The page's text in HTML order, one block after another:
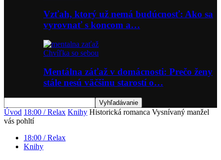
Vzťah, ktorý už nemá budúcnosť: Ako sa
vyrovnať s koncom a…
Chvíľka so sebou
Mentálna záťaž v domácnosti: Prečo ženy
stále nesú väčšinu starostí o…
Úvod 18:00 / Relax Knihy Historická romanca Vysnívaný manžel
vás pohltí
18:00 / Relax
Knihy